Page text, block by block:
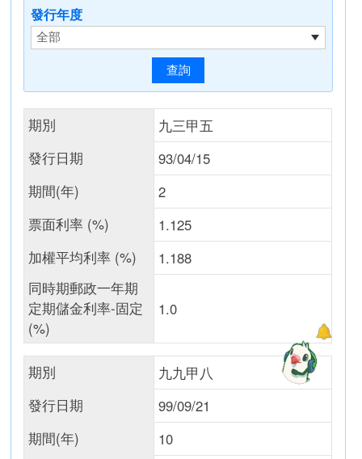
發行年度
期別
九三甲五
發行日期
93/04/15
期間(年)
2
票面利率 (%)
1.125
加權平均利率 (%)
1.188
同時期郵政一年期
定期儲金利率-固定
(%)
1.0
期別
九九甲八
發行日期
99/09/21
期間(年)
10